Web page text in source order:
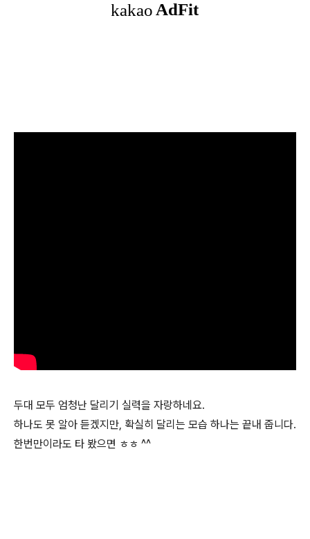
두대 모두 엄청난 달리기 실력을 자랑하네요.
하나도 못 알아 듣겠지만, 확실히 달리는 모습 하나는 끝내 줍니다.
한번만이라도 타 봤으면 ㅎㅎ ^^